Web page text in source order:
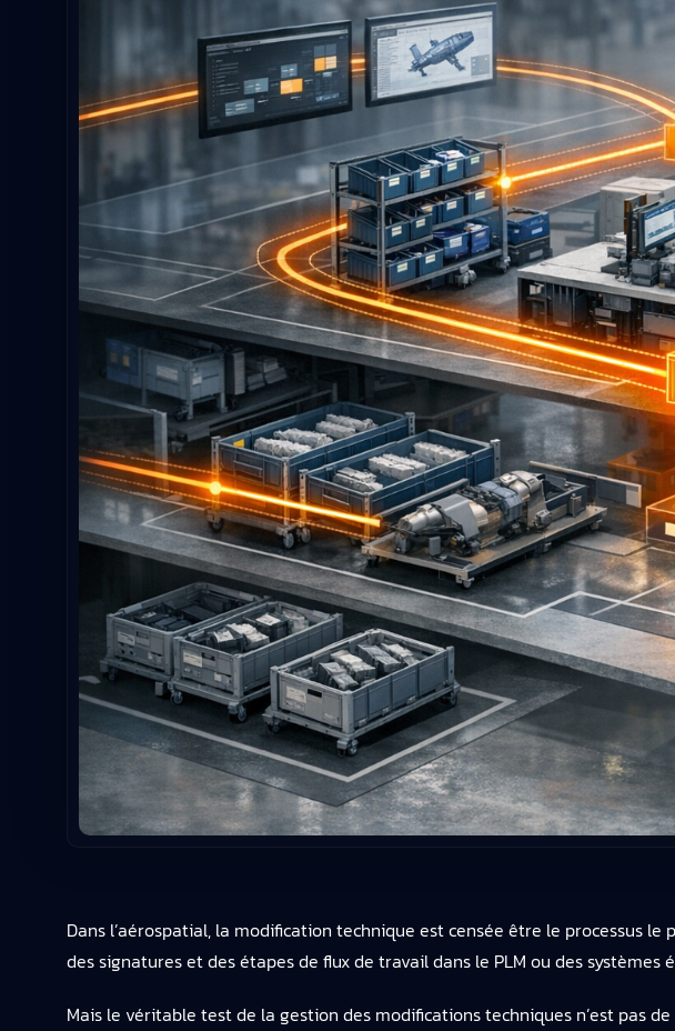
Dans l’aérospatial, la modification technique est censée être le processus
des signatures et des étapes de flux de travail dans le PLM ou des
Mais le véritable test de la gestion des modifications techniques n’est pas